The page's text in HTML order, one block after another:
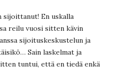
sijoittanut! En uskalla
reilu vuosi sitten kävin
sijoituskeskustelun ja
Sain laskelmat ja
tuntui, että en tiedä enkä